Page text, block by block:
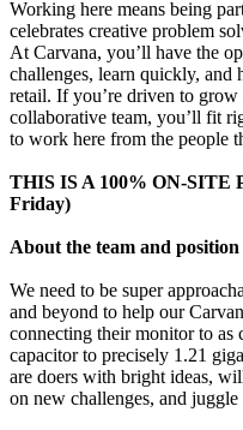
Working here means being
celebrates creative problem
At Carvana, you’ll have the
challenges, learn quickly, and
retail. If you’re driven to grow
collaborative team, you’ll fit
to work here from the people
THIS IS A 100% ON-SITE
Friday)
About the team and position
We need to be super
and beyond to help our
connecting their monitor to
capacitor to precisely 1.21
are doers with bright ideas,
on new challenges, and juggle